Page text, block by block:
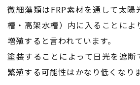
微細藻類はFRP素材を通して太陽
槽・高架水槽）内に入ることによ
増殖すると言われています。
塗装することによって日光を遮断
繁殖する可能性はかなり低くなりま